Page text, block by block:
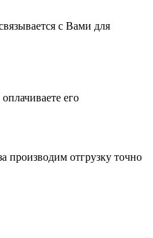
с Вами для
его
производим отгрузку точно